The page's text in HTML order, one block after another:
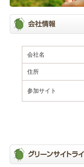
会社名
住所
参加サイト